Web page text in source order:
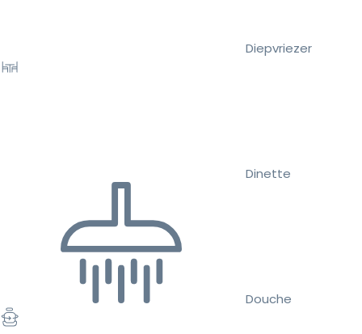
Diepvriezer
Dinette
Douche